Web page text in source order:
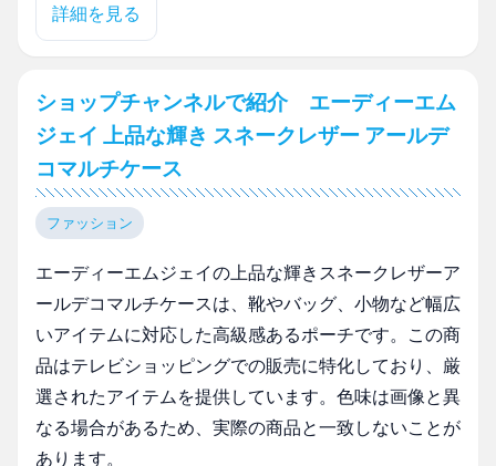
詳細を見る
ショップチャンネルで紹介 エーディーエム
ジェイ 上品な輝き スネークレザー アールデ
コマルチケース
ファッション
エーディーエムジェイの上品な輝きスネークレザーア
ールデコマルチケースは、靴やバッグ、小物など幅広
いアイテムに対応した高級感あるポーチです。この商
品はテレビショッピングでの販売に特化しており、厳
選されたアイテムを提供しています。色味は画像と異
なる場合があるため、実際の商品と一致しないことが
あります。